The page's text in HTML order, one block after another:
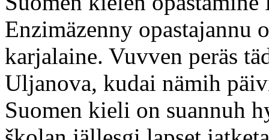
Enzimäzenny opastajannu
karjalaine. Vuvven peräs
Uljanova, kudai nämih
Suomen kieli on suannuh